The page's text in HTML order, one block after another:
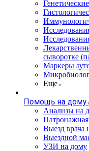
Генетические
сыворотке
Маркеры
Еще
Помощь на дому
Анализы на
Выезд врача
Выездной
УЗИ на дому